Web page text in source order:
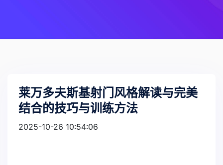
莱万多夫斯基射门风格解读与完美
结合的技巧与训练方法
2025-10-26 10:54:06